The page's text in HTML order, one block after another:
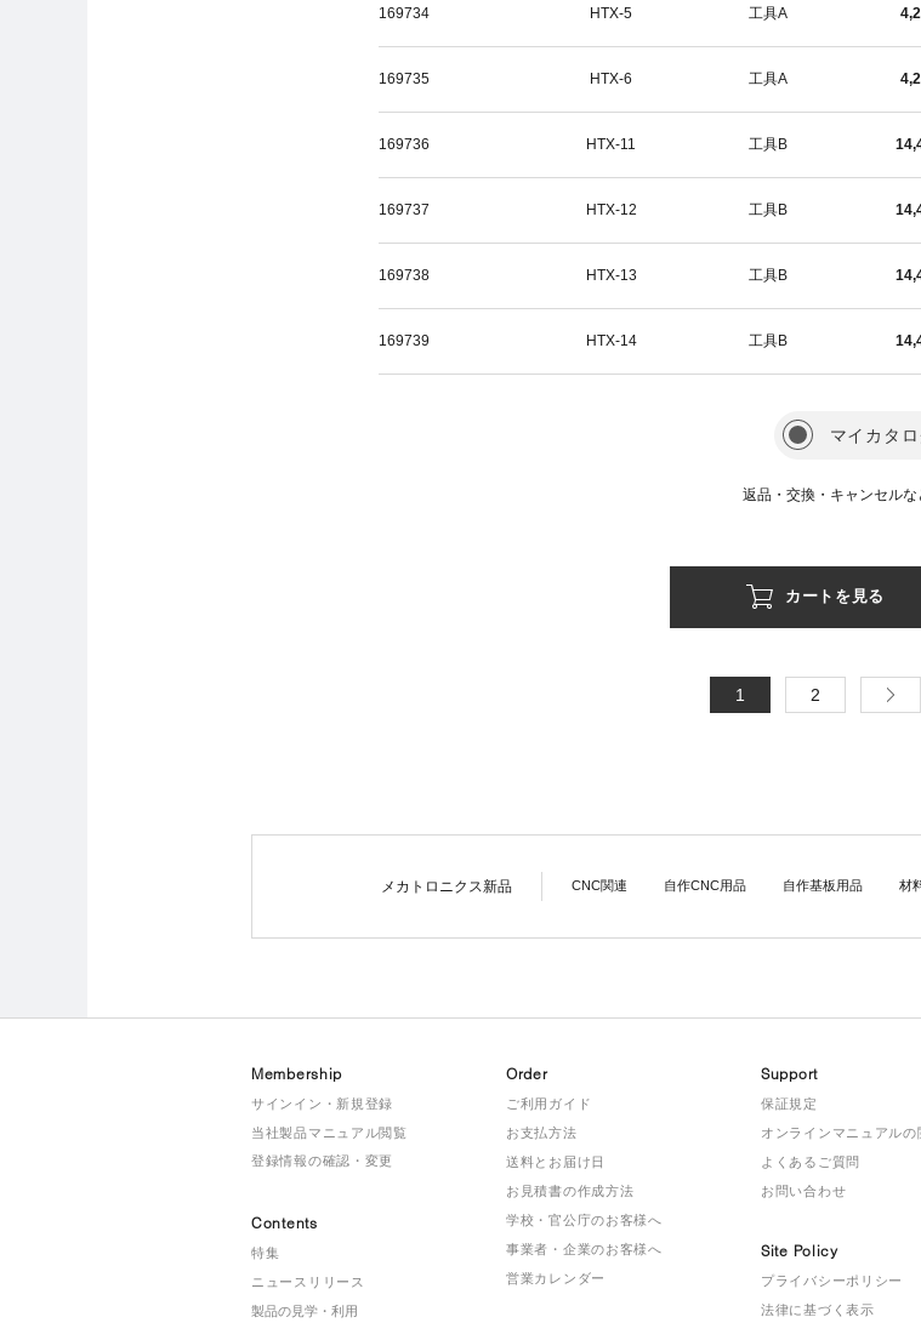
169734 HTX-5 工具A
169735 HTX-6 工具A
169736 HTX-11 工具B
169737 HTX-12 工具B
169738 HTX-13 工具B
169739 HTX-14 工具B
マイカタ
返品・交換・キャンセルな
カートを見る
1 2
メカトロニクス新品 CNC関連 自作CNC用品 自作基板用品 材
Membership
サインイン・新規登録
当社製品マニュアル閲覧
登録情報の確認・変更
Contents
特集
ニュースリリース
製品の見学・利用
Order
ご利用ガイド
お支払方法
送料とお届け日
お見積書の作成方法
学校・官公庁のお客様へ
事業者・企業のお客様へ
営業カレンダー
Support
保証規定
オンラインマニュアルの
よくあるご質問
お問い合わせ
Site Policy
プライバシーポリシー
法律に基づく表示